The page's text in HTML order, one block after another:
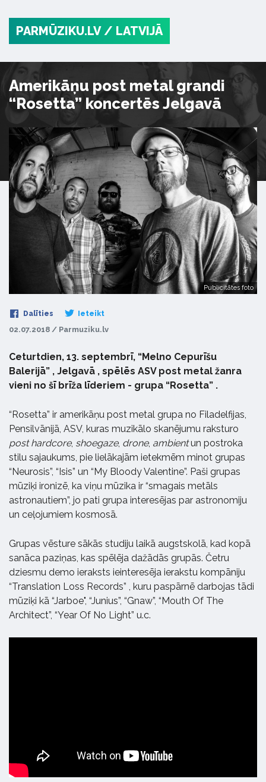
PARMŪZIKU.LV / LATVIJĀ
Amerikāņu post metal grandi
“Rosetta” koncertēs Jelgavā
Publicitātes foto
Dalīties Ieteikt
02.07.2018 / Parmuziku.lv
Ceturtdien, 13. septembrī, “Melno Cepurīšu
Balerijā” , Jelgavā , spēlēs ASV post metal žanra
vieni no šī brīža līderiem - grupa “Rosetta” .
“Rosetta” ir amerikāņu post metal grupa no Filadelfijas,
Pensilvānijā, ASV, kuras muzikālo skanējumu raksturo
post hardcore, shoegaze, drone, ambientun postroka
stilu sajaukums, pie lielākajām ietekmēm minot grupas
“Neurosis”, “Isis” un “My Bloody Valentine”. Paši grupas
mūziķi ironizē, ka viņu mūzika ir “smagais metāls
astronautiem”, jo pati grupa interesējas par astronomiju
un ceļojumiem kosmosā.
Grupas vēsture sākās studiju laikā augstskolā, kad kopā
sanāca paziņas, kas spēlēja dažādās grupās. Četru
dziesmu demo ieraksts ieinteresēja ierakstu kompāniju
“Translation Loss Records” , kuru paspārnē darbojas tādi
mūziķi kā “Jarboe", “Junius”, “Gnaw”, “Mouth Of The
Architect”, “Year Of No Light” u.c.